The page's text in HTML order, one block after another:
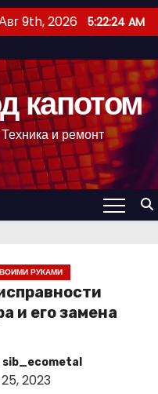
9th, 2026 5:22:25 AM
капотом
Техника и ремонт
РУКАМИ
и его замена
sib_ecometal
2023